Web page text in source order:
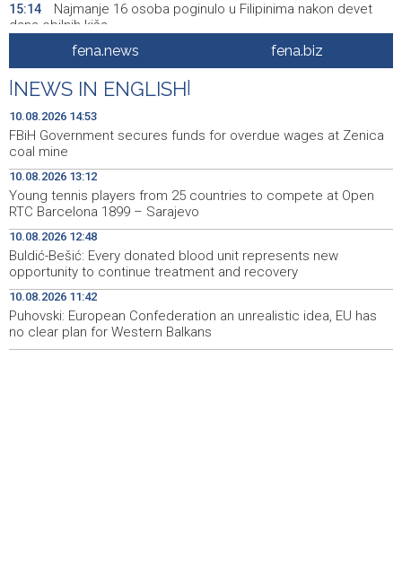
15:14
Najmanje 16 osoba poginulo u Filipinima nakon devet
dana obilnih kiša
Prva grupa sirijskih Kurda krenula prema gradu Ras al-
Ainu
15:00 Najave događaja za 11. 8. 2026. godine (utorak)
14:56
Pezer s 18.89 metara već u kvalifikacijama okončao
14:53
FBiH Government secures funds for overdue wages at
Zenica coal mine
14:38
Prijatelji životinja traže zabranu korištenja konja za vuču
turističkih kočija
14:34 Saopćenje za javnost SDP BiH
fena.news fena.biz
NEWS IN ENGLISH
10.08.2026 14:53
FBiH Government secures funds for overdue wages at Zenica
coal mine
10.08.2026 13:12
Young tennis players from 25 countries to compete at Open
RTC Barcelona 1899 – Sarajevo
10.08.2026 12:48
Buldić-Bešić: Every donated blood unit represents new
opportunity to continue treatment and recovery
10.08.2026 11:42
Puhovski: European Confederation an unrealistic idea, EU has
no clear plan for Western Balkans